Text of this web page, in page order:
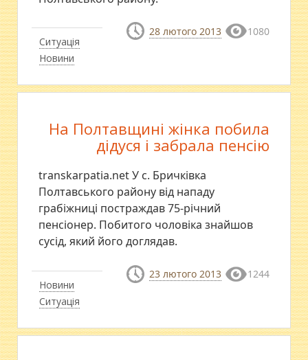
Ситуація
Новини
28 лютого 2013 1080
Новини
Ситуація
На Полтавщині жінка побила
дідуся і забрала пенсію
transkarpatia.net У с. Бричківка
Полтавського району від нападу
грабіжниці постраждав 75-річний
пенсіонер. Побитого чоловіка знайшов
сусід, який його доглядав.
23 лютого 2013 1244